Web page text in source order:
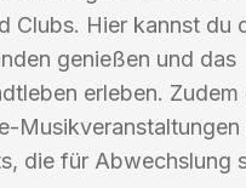
Clubs. Hier kannst du
genießen und das
erleben.
Musikveranstaltungen
die für Abwechslung